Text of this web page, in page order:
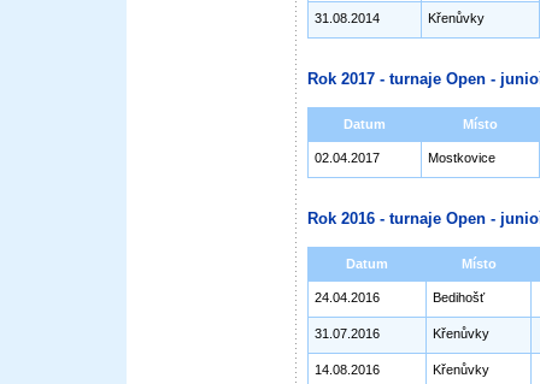
31.08.2014 Křenůvky
Rok 2017 - turnaje Open -
Datum Místo
02.04.2017 Mostkovice
Rok 2016 - turnaje Open -
Datum Místo
24.04.2016 Bedihošť
31.07.2016 Křenůvky
14.08.2016 Křenůvky